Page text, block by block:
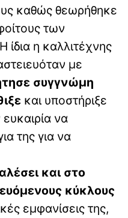
καθώς θεωρήθηκε
των
η καλλιτέχνης
με
συγγνώμη
και υποστήριξε
να
της για να
και στο
κύκλους
εμφανίσεις της,